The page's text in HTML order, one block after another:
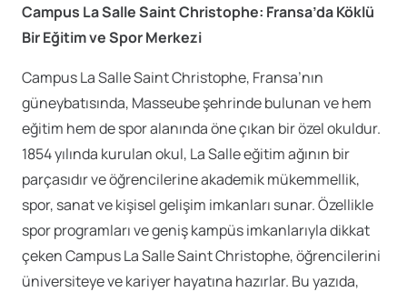
Campus La Salle Saint Christophe: Fransa’da Köklü
Bir Eğitim ve Spor Merkezi
Campus La Salle Saint Christophe, Fransa’nın
güneybatısında, Masseube şehrinde bulunan ve hem
eğitim hem de spor alanında öne çıkan bir özel okuldur.
1854 yılında kurulan okul, La Salle eğitim ağının bir
parçasıdır ve öğrencilerine akademik mükemmellik,
spor, sanat ve kişisel gelişim imkanları sunar. Özellikle
spor programları ve geniş kampüs imkanlarıyla dikkat
çeken Campus La Salle Saint Christophe, öğrencilerini
üniversiteye ve kariyer hayatına hazırlar. Bu yazıda,